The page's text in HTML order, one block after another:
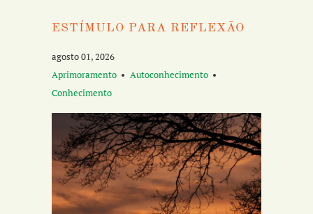
ESTÍMULO PARA REFLEXÃO
agosto 01, 2026
Aprimoramento
Autoconhecimento
Conhecimento